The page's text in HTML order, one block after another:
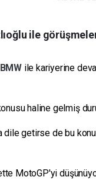
ile
BMW ile kariyerine
haline gelmiş
getirse de bu
MotoGP'yi